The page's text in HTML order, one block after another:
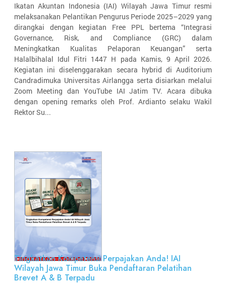
Ikatan Akuntan Indonesia (IAI) Wilayah Jawa Timur resmi
melaksanakan Pelantikan Pengurus Periode 2025–2029 yang
dirangkai dengan kegiatan Free PPL bertema “Integrasi
Governance, Risk, and Compliance (GRC) dalam
Meningkatkan Kualitas Pelaporan Keuangan” serta
Halalbihalal Idul Fitri 1447 H pada Kamis, 9 April 2026.
Kegiatan ini diselenggarakan secara hybrid di Auditorium
Candradimuka Universitas Airlangga serta disiarkan melalui
Zoom Meeting dan YouTube IAI Jatim TV. Acara dibuka
dengan opening remarks oleh Prof. Ardianto selaku Wakil
Rektor Su...
Tingkatkan Kompetensi Perpajakan Anda! IAI
Wilayah Jawa Timur Buka Pendaftaran Pelatihan
Brevet A & B Terpadu